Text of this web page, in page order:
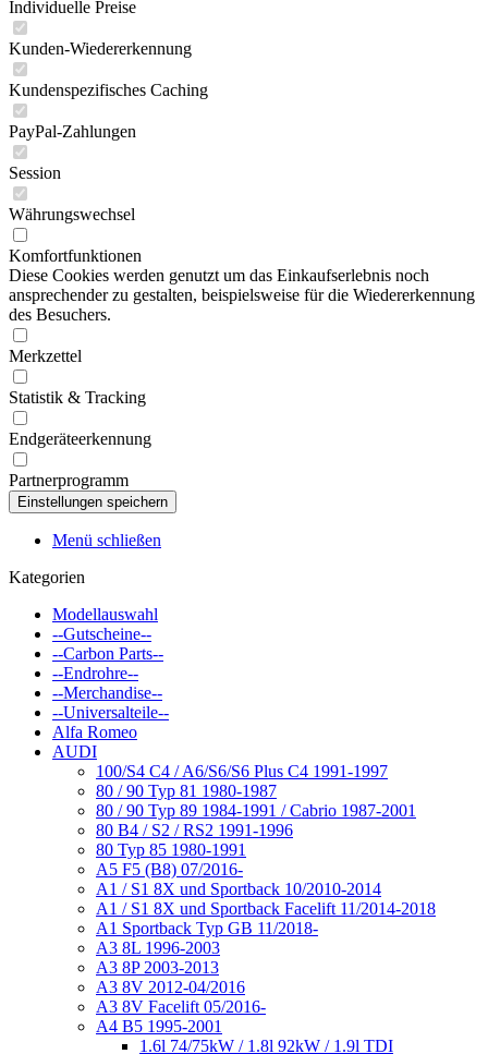
Individuelle Preise
Kunden-Wiedererkennung
Kundenspezifisches Caching
PayPal-Zahlungen
Session
Währungswechsel
Komfortfunktionen
Diese Cookies werden genutzt um das Einkaufserlebnis noch
ansprechender zu gestalten, beispielsweise für die Wiedererkennung
des Besuchers.
Merkzettel
Statistik & Tracking
Endgeräteerkennung
Partnerprogramm
Menü schließen
Kategorien
Modellauswahl
--Gutscheine--
--Carbon Parts--
--Endrohre--
--Merchandise--
--Universalteile--
Alfa Romeo
AUDI
100/S4 C4 / A6/S6/S6 Plus C4 1991-1997
80 / 90 Typ 81 1980-1987
80 / 90 Typ 89 1984-1991 / Cabrio 1987-2001
80 B4 / S2 / RS2 1991-1996
80 Typ 85 1980-1991
A5 F5 (B8) 07/2016-
A1 / S1 8X und Sportback 10/2010-2014
A1 / S1 8X und Sportback Facelift 11/2014-2018
A1 Sportback Typ GB 11/2018-
A3 8L 1996-2003
A3 8P 2003-2013
A3 8V 2012-04/2016
A3 8V Facelift 05/2016-
A4 B5 1995-2001
1.6l 74/75kW / 1.8l 92kW / 1.9l TDI